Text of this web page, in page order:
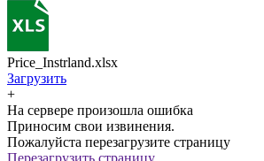
Price_Instrland.xlsx
Загрузить
+
На сервере произошла ошибка
Приносим свои извинения.
Пожалуйста перезагрузите страницу
Перезагрузить страницу